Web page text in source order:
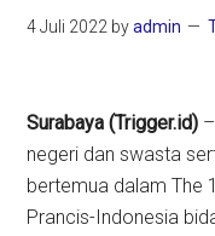
4 Juli 2022 byadmin
Surabaya (Trigger.id)
negeri dan swasta
bertemua dalam The
Prancis-Indonesia